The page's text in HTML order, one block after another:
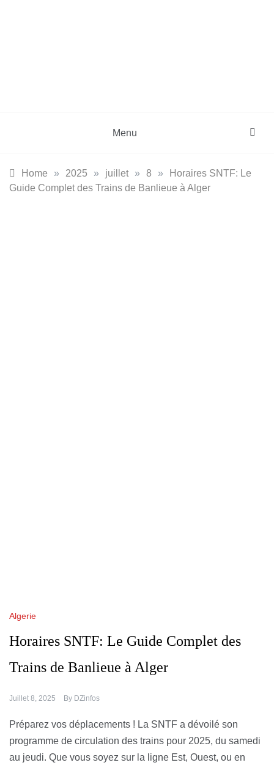
Menu
Home » 2025 » juillet » 8 »
Horaires SNTF: Le
Guide Complet des Trains de Banlieue à Alger
Algerie
Horaires SNTF: Le Guide Complet des
Trains de Banlieue à Alger
Juillet 8, 2025 By DZinfos
Préparez vos déplacements ! La SNTF a dévoilé son
programme de circulation des trains pour 2025, du samedi
au jeudi. Que vous soyez sur la ligne Est, Ouest, ou en